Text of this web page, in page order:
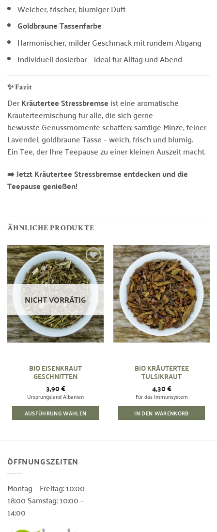
Weicher, frischer, blumiger Duft
Goldbraune Tassenfarbe
Harmonischer, milder Geschmack mit rundem Abgang
Individuell dosierbar – ideal für Alltag und Abend
✨ Fazit
DerKräutertee Stressbremse ist eine aromatische
Kräuterteemischung für alle, die sich gerne
bewusste Genussmomente schaffen: samtige Minze, feiner
Lavendel, goldbraune Tasse – weich, frisch und blumig.
Ein Tee, der Ihre Teepause zu einer kleinen Auszeit macht.
➡️ Jetzt Kräutertee Stressbremse entdecken und die
Teepause genießen!
ÄHNLICHE PRODUKTE
Zur
Wunschliste
hinzufügen
NICHT VORRÄTIG
BIO EISENKRAUT
GESCHNITTEN
3,90€
Ursprungsland Albanien
AUSFÜHRUNG WÄHLEN
Zur
Wunschliste
hinzufügen
BIO KRÄUTERTEE
TULSIKRAUT
4,30€
Für das Immunsystem
IN DEN WARENKORB
ÖFFNUNGSZEITEN
Montag – Freitag: 10:00 –
18:00 Samstag: 10:00 –
14:00